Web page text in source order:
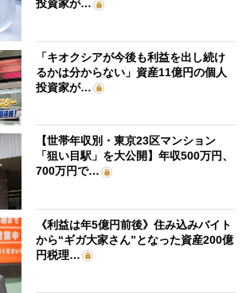
投資家が…
「キオクシアが今後も利益を出し続け
るかは分からない」資産11億円の個人
投資家が…
【世帯年収別・東京23区マンション
「狙い目駅」を大公開】年収500万円、
700万円で…
《利益は年5億円前後》住み込みバイト
から“ギガ大家さん”となった資産200億
円税理…